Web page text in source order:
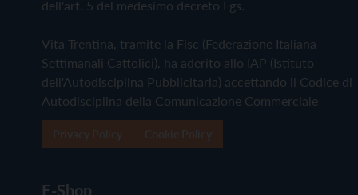
dell'art. 5 del medesimo decreto Lgs.
Vita Trentina, tramite la Fisc (Federazione Italiana
Settimanali Cattolici), ha aderito allo IAP (Istituto
dell'Autodisciplina Pubblicitaria) accettando il Codice di
Autodisciplina della Comunicazione Commerciale
E-Shop